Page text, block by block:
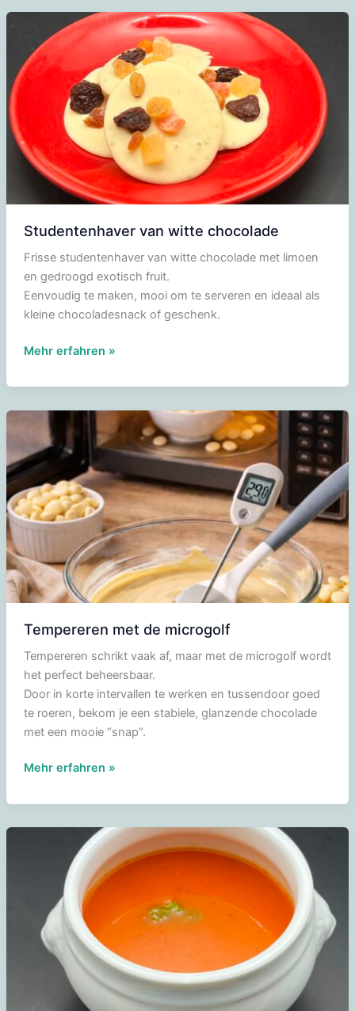
Studentenhaver van witte chocolade
Frisse studentenhaver van witte chocolade met limoen
en gedroogd exotisch fruit.
Eenvoudig te maken, mooi om te serveren en ideaal als
kleine chocoladesnack of geschenk.
Studentenhaver
witte
chocolade
Mehr erfahren »
Tempereren met de microgolf
Tempereren schrikt vaak af, maar met de microgolf wordt
het perfect beheersbaar.
Door in korte intervallen te werken en tussendoor goed
te roeren, bekom je een stabiele, glanzende chocolade
met een mooie “snap”.
Tempereren
de
microgolf
Mehr erfahren »